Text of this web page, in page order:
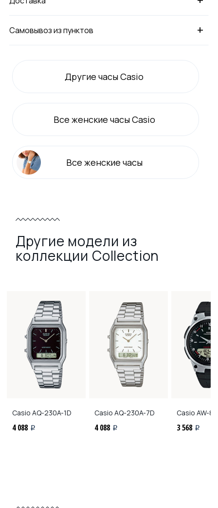
+
Самовывоз из пунктов
Другие часы Casio
Все женские часы Casio
Все женские часы
Другие модели из
коллекции Collection
Casio AQ-230A-1D
4 088 i
Casio AQ-230A-7D
4 088 i
Casio AW-
3 568 i